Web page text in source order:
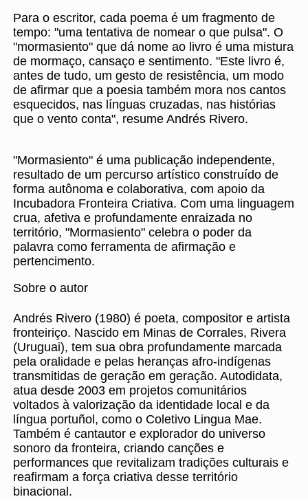
Para o escritor, cada poema é um fragmento de
tempo: "uma tentativa de nomear o que pulsa". O
"mormasiento" que dá nome ao livro é uma mistura
de mormaço, cansaço e sentimento. "Este livro é,
antes de tudo, um gesto de resistência, um modo
de afirmar que a poesia também mora nos cantos
esquecidos, nas línguas cruzadas, nas histórias
que o vento conta", resume Andrés Rivero.
"Mormasiento" é uma publicação independente,
resultado de um percurso artístico construído de
forma autônoma e colaborativa, com apoio da
Incubadora Fronteira Criativa. Com uma linguagem
crua, afetiva e profundamente enraizada no
território, "Mormasiento" celebra o poder da
palavra como ferramenta de afirmação e
pertencimento.
Sobre o autor
Andrés Rivero (1980) é poeta, compositor e artista
fronteiriço. Nascido em Minas de Corrales, Rivera
(Uruguai), tem sua obra profundamente marcada
pela oralidade e pelas heranças afro-indígenas
transmitidas de geração em geração. Autodidata,
atua desde 2003 em projetos comunitários
voltados à valorização da identidade local e da
língua portuñol, como o Coletivo Lingua Mae.
Também é cantautor e explorador do universo
sonoro da fronteira, criando canções e
performances que revitalizam tradições culturais e
reafirmam a força criativa desse território
binacional.